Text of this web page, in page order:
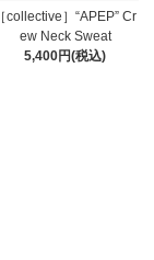
［collective］“APEP” Cr
ew Neck Sweat
5,400円(税込)